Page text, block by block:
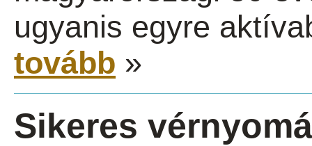
ugyanis egyre
tovább »
Sikeres